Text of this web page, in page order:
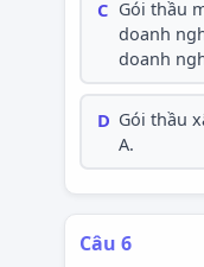
C Gói thầu
doanh
doanh
D Gói thầu
A.
Câu 6